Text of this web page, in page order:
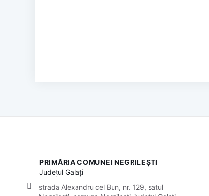
PRIMĂRIA COMUNEI NEGRILEȘTI
JudețulGalați
strada Alexandru cel Bun, nr. 129, satul